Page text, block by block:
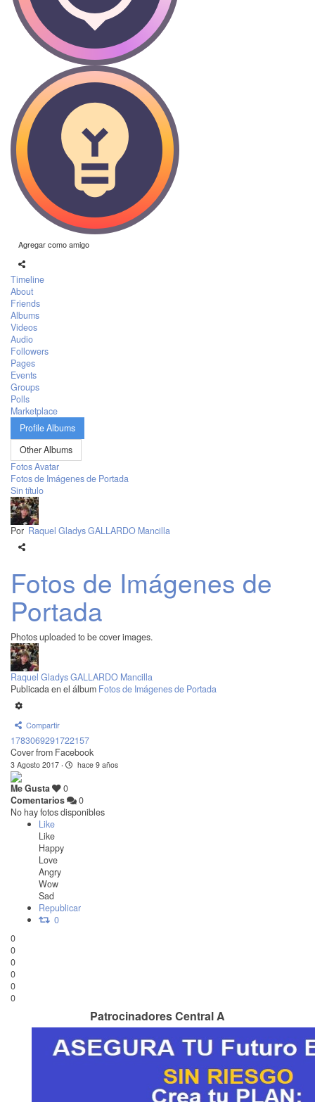
Agregar como amigo
Timeline
About
Friends
Albums
Videos
Audio
Followers
Pages
Events
Groups
Polls
Marketplace
Profile Albums
Other Albums
Fotos Avatar
Fotos de Imágenes de Portada
Sin título
Por Raquel Gladys GALLARDO Mancilla
Fotos de Imágenes de
Portada
Photos uploaded to be cover images.
Raquel Gladys GALLARDO Mancilla
Publicada en el álbum Fotos de Imágenes de Portada
Compartir
1783069291722157
Cover from Facebook
3 Agosto 2017 · hace 9 años
Me Gusta
0
Comentarios
0
No hay fotos disponibles
Like
Like
Happy
Love
Angry
Wow
Sad
Republicar
0
0
0
0
0
0
0
Patrocinadores Central A